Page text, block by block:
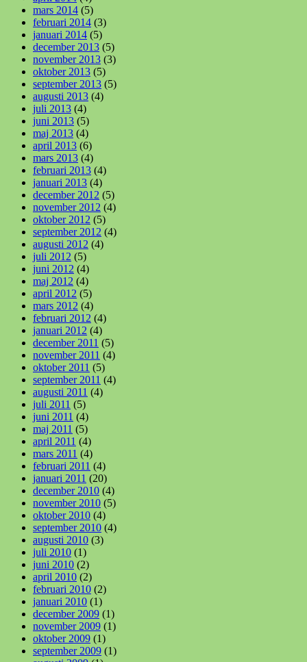
mars 2014 (5)
februari 2014 (3)
januari 2014 (5)
december 2013 (5)
november 2013 (3)
oktober 2013 (5)
september 2013 (5)
augusti 2013 (4)
juli 2013 (4)
juni 2013 (5)
maj 2013 (4)
april 2013 (6)
mars 2013 (4)
februari 2013 (4)
januari 2013 (4)
december 2012 (5)
november 2012 (4)
oktober 2012 (5)
september 2012 (4)
augusti 2012 (4)
juli 2012 (5)
juni 2012 (4)
maj 2012 (4)
april 2012 (5)
mars 2012 (4)
februari 2012 (4)
januari 2012 (4)
december 2011 (5)
november 2011 (4)
oktober 2011 (5)
september 2011 (4)
augusti 2011 (4)
juli 2011 (5)
juni 2011 (4)
maj 2011 (5)
april 2011 (4)
mars 2011 (4)
februari 2011 (4)
januari 2011 (20)
december 2010 (4)
november 2010 (5)
oktober 2010 (4)
september 2010 (4)
augusti 2010 (3)
juli 2010 (1)
juni 2010 (2)
april 2010 (2)
februari 2010 (2)
januari 2010 (1)
december 2009 (1)
november 2009 (1)
oktober 2009 (1)
september 2009 (1)